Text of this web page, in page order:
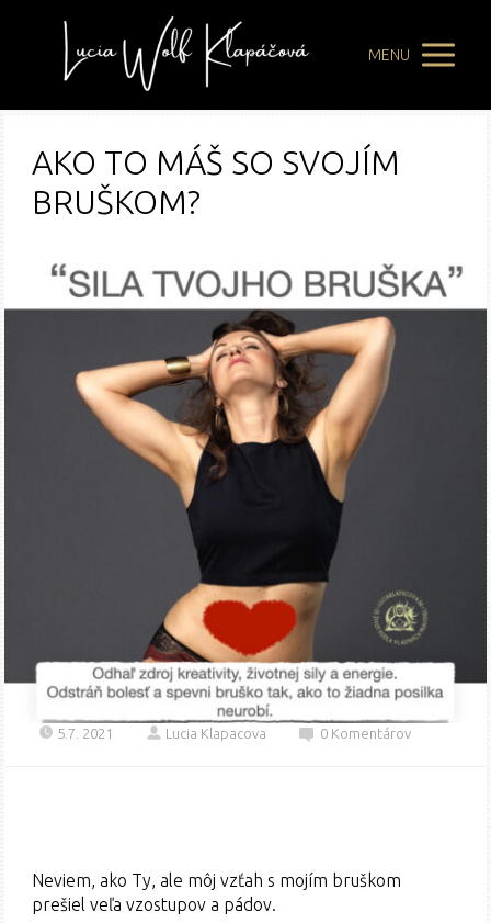
MENU
AKO TO MÁŠ SO SVOJÍM
BRUŠKOM?
5.7. 2021 Lucia Klapacova 0 Komentárov
Neviem, ako Ty, ale môj vzťah s mojím bruškom
prešiel veľa vzostupov a pádov.